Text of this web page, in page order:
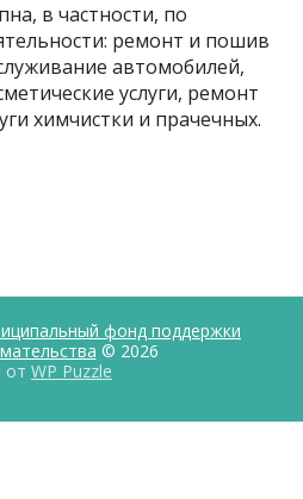
в частности, по
ремонт и пошив
автомобилей,
услуги, ремонт
химчистки и прачечных.
фонд поддержки
© 2026
от WP Puzzle